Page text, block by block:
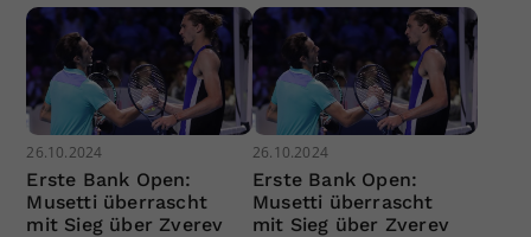
26.10.2024
Erste Bank Open:
Musetti überrascht
mit Sieg über Zverev
26.10.2024
Erste Bank Open:
Musetti überrascht
mit Sieg über Zverev